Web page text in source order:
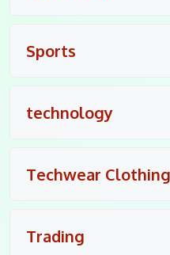
Sports
technology
Techwear Clothing
Trading